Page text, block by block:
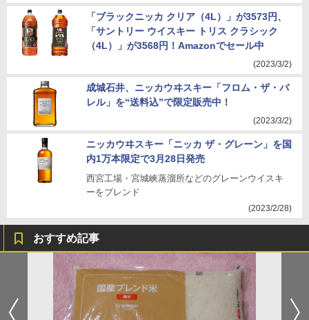
「ブラックニッカ クリア（4L）」が3573円、
「サントリー ウイスキー トリス クラシック
（4L）」が3568円！Amazonでセール中
(2023/3/2)
成城石井、ニッカウヰスキー「フロム・ザ・バ
レル」を“送料込”で限定販売中！
(2023/3/2)
ニッカウヰスキー「ニッカ ザ・グレーン」を国
内1万本限定で3月28日発売
西宮工場・宮城峡蒸溜所などのグレーンウイスキ
ーをブレンド
(2023/2/28)
おすすめ記事